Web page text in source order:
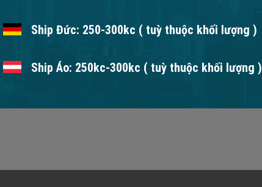
Ship Đức: 250-300kc ( tuỳ thuộc khối lượng )
Ship Áo: 250kc-300kc ( tuỳ thuộc khối lượng )